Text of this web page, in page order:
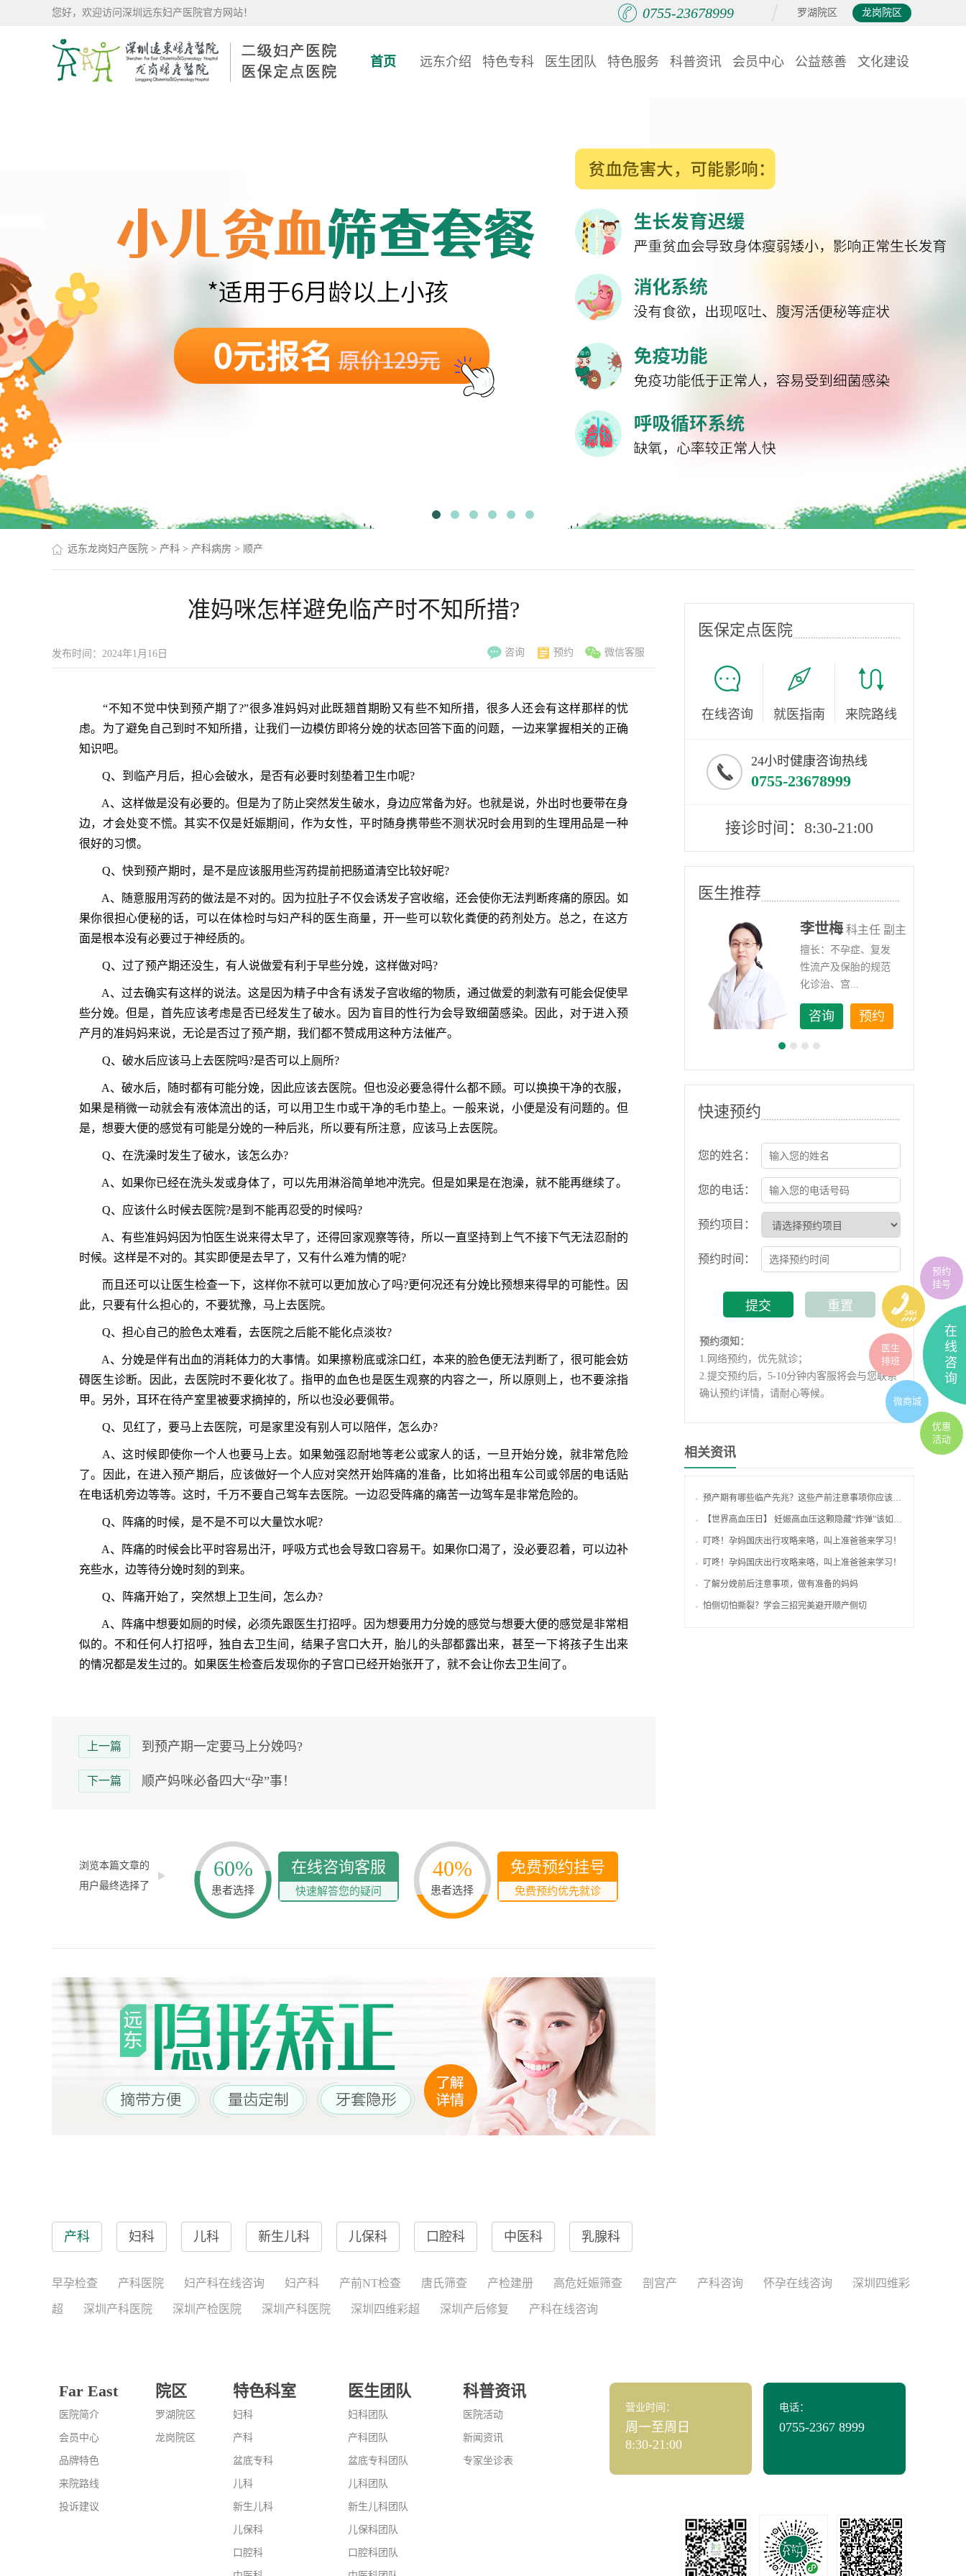
您好，欢迎访问深圳远东妇产医院官方网站！ 罗湖院区 龙岗院区
0755-23678999
首页 远东介绍 特色专科 医生团队 特色服务 科普资讯 会员中心 公益慈善 文化建设
远东龙岗妇产医院 > 产科 > 产科病房 > 顺产
准妈咪怎样避免临产时不知所措?
发布时间：2024年1月16日 咨询 预约 微信客服
“不知不觉中快到预产期了?”很多准妈妈对此既翘首期盼又有些不知所措，很多人还会有这样那样的忧
虑。为了避免自己到时不知所措，让我们一边模仿即将分娩的状态回答下面的问题，一边来掌握相关的正确
知识吧。
Q、到临产月后，担心会破水，是否有必要时刻垫着卫生巾呢?
A、这样做是没有必要的。但是为了防止突然发生破水，身边应常备为好。也就是说，外出时也要带在身
边，才会处变不慌。其实不仅是妊娠期间，作为女性，平时随身携带些不测状况时会用到的生理用品是一种
很好的习惯。
Q、快到预产期时，是不是应该服用些泻药提前把肠道清空比较好呢?
A、随意服用泻药的做法是不对的。因为拉肚子不仅会诱发子宫收缩，还会使你无法判断疼痛的原因。如
果你很担心便秘的话，可以在体检时与妇产科的医生商量，开一些可以软化粪便的药剂处方。总之，在这方
面是根本没有必要过于神经质的。
Q、过了预产期还没生，有人说做爱有利于早些分娩，这样做对吗?
A、过去确实有这样的说法。这是因为精子中含有诱发子宫收缩的物质，通过做爱的刺激有可能会促使早
些分娩。但是，首先应该考虑是否已经发生了破水。因为盲目的性行为会导致细菌感染。因此，对于进入预
产月的准妈妈来说，无论是否过了预产期，我们都不赞成用这种方法催产。
Q、破水后应该马上去医院吗?是否可以上厕所?
A、破水后，随时都有可能分娩，因此应该去医院。但也没必要急得什么都不顾。可以换换干净的衣服，
如果是稍微一动就会有液体流出的话，可以用卫生巾或干净的毛巾垫上。一般来说，小便是没有问题的。但
是，想要大便的感觉有可能是分娩的一种后兆，所以要有所注意，应该马上去医院。
Q、在洗澡时发生了破水，该怎么办?
A、如果你已经在洗头发或身体了，可以先用淋浴简单地冲洗完。但是如果是在泡澡，就不能再继续了。
Q、应该什么时候去医院?是到不能再忍受的时候吗?
A、有些准妈妈因为怕医生说来得太早了，还得回家观察等待，所以一直坚持到上气不接下气无法忍耐的
时候。这样是不对的。其实即便是去早了，又有什么难为情的呢?
而且还可以让医生检查一下，这样你不就可以更加放心了吗?更何况还有分娩比预想来得早的可能性。因
此，只要有什么担心的，不要犹豫，马上去医院。
Q、担心自己的脸色太难看，去医院之后能不能化点淡妆?
A、分娩是伴有出血的消耗体力的大事情。如果擦粉底或涂口红，本来的脸色便无法判断了，很可能会妨
碍医生诊断。因此，去医院时不要化妆了。指甲的血色也是医生观察的内容之一，所以原则上，也不要涂指
甲。另外，耳环在待产室里被要求摘掉的，所以也没必要佩带。
Q、见红了，要马上去医院，可是家里没有别人可以陪伴，怎么办?
A、这时候即使你一个人也要马上去。如果勉强忍耐地等老公或家人的话，一旦开始分娩，就非常危险
了。因此，在进入预产期后，应该做好一个人应对突然开始阵痛的准备，比如将出租车公司或邻居的电话贴
在电话机旁边等等。这时，千万不要自己驾车去医院。一边忍受阵痛的痛苦一边驾车是非常危险的。
Q、阵痛的时候，是不是不可以大量饮水呢?
A、阵痛的时候会比平时容易出汗，呼吸方式也会导致口容易干。如果你口渴了，没必要忍着，可以边补
充些水，边等待分娩时刻的到来。
Q、阵痛开始了，突然想上卫生间，怎么办?
A、阵痛中想要如厕的时候，必须先跟医生打招呼。因为想要用力分娩的感觉与想要大便的感觉是非常相
似的。不和任何人打招呼，独自去卫生间，结果子宫口大开，胎儿的头部都露出来，甚至一下将孩子生出来
的情况都是发生过的。如果医生检查后发现你的子宫口已经开始张开了，就不会让你去卫生间了。
上一篇 到预产期一定要马上分娩吗?
下一篇 顺产妈咪必备四大“孕”事！
浏览本篇文章的
用户最终选择了
60%
患者选择
在线咨询客服
快速解答您的疑问
40%
患者选择
免费预约挂号
免费预约优先就诊
医保定点医院
在线咨询 就医指南 来院路线
24小时健康咨询热线
0755-23678999
接诊时间：8:30-21:00
医生推荐
李翠玲
固性阴道炎...
咨询
李世梅 科主任 副主
任医师
擅长：不孕症、复发
性流产及保胎的规范
化诊治、宫...
咨询 预约
快速预约
您的姓名：
您的电话：
预约项目：
预约时间：
预约须知：
1. 网络预约，优先就诊；
2.提交预约后，5-10分钟内客服将会与您联系
确认预约详情，请耐心等候。
相关资讯
预产期有哪些临产先兆？这些产前注意事项你应该知道
【世界高血压日】 妊娠高血压这颗隐藏“炸弹”该如何防？
叮咚！孕妈国庆出行攻略来咯，叫上准爸爸来学习！
叮咚！孕妈国庆出行攻略来咯，叫上准爸爸来学习！
了解分娩前后注意事项，做有准备的妈妈
怕侧切怕撕裂？学会三招完美避开顺产侧切
产科 妇科 儿科 新生儿科 儿保科 口腔科 中医科 乳腺科
早孕检查 产科医院 妇产科在线咨询 妇产科 产前NT检查 唐氏筛查 产检建册 高危妊娠筛查 剖宫产 产科咨询 怀孕在线咨询 深圳四维彩
超 深圳产科医院 深圳产检医院 深圳产科医院 深圳四维彩超 深圳产后修复 产科在线咨询
Far East
医院简介
会员中心
品牌特色
来院路线
投诉建议
院区
罗湖院区
龙岗院区
特色科室
妇科
产科
盆底专科
儿科
新生儿科
儿保科
口腔科
医生团队
妇科团队
产科团队
盆底专科团队
儿科团队
新生儿科团队
儿保科团队
口腔科团队
科普资讯
医院活动
新闻资讯
专家坐诊表
营业时间：
周一至周日
8:30-21:00
电话：
0755-2367 8999
在
线
咨
询
预约
挂号
医生
排班
微商城
优惠
活动